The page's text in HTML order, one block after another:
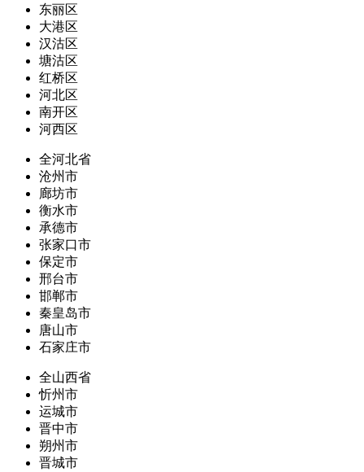
东丽区
大港区
汉沽区
塘沽区
红桥区
河北区
南开区
河西区
全河北省
沧州市
廊坊市
衡水市
承德市
张家口市
保定市
邢台市
邯郸市
秦皇岛市
唐山市
石家庄市
全山西省
忻州市
运城市
晋中市
朔州市
晋城市